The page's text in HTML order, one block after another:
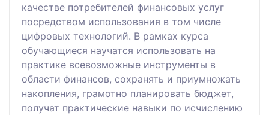
качестве потребителей финансовых услуг
посредством использования в том числе
цифровых технологий. В рамках курса
обучающиеся научатся использовать на
практике всевозможные инструменты в
области финансов, сохранять и приумножать
накопления, грамотно планировать бюджет,
получат практические навыки по исчислению